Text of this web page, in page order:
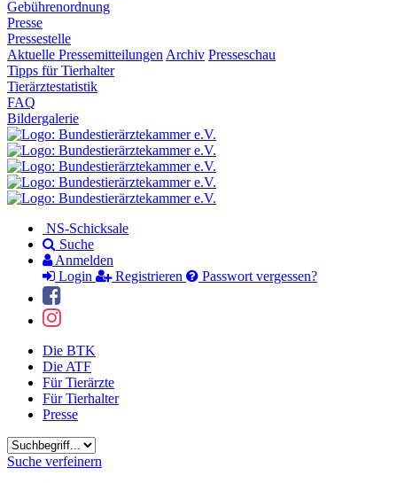
Gebührenordnung
Presse
Pressestelle
Aktuelle Pressemitteilungen Archiv Presseschau
Tipps für Tierhalter
Tierärztestatistik
FAQ
Bildergalerie
NS-Schicksale
Suche
Anmelden
Login
Registrieren Passwort vergessen?
Die BTK
Die ATF
Für Tierärzte
Für Tierhalter
Presse
Suchbegriff
Suche verfeinern